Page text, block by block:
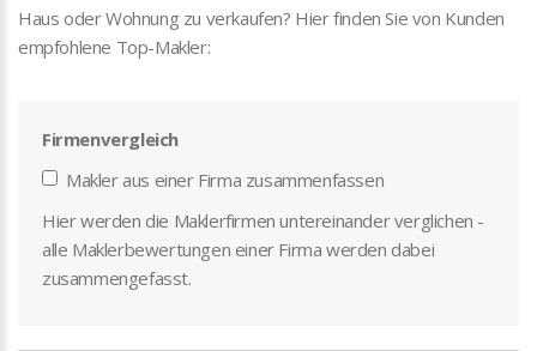
Haus oder Wohnung zu verkaufen? Hier finden Sie von Kunden
empfohlene Top-Makler:
Firmenvergleich
Makler aus einer Firma zusammenfassen
Hier werden die Maklerfirmen untereinander verglichen -
alle Maklerbewertungen einer Firma werden dabei
zusammengefasst.